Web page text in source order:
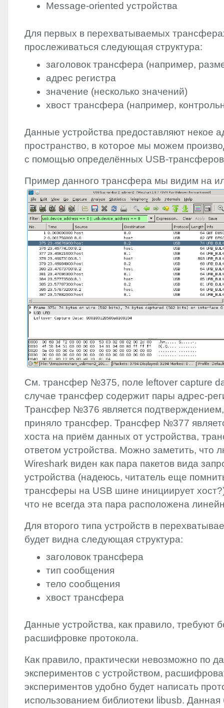
Message-oriented устройства
Для первых в перехватываемых
прослеживаться следующая структура:
заголовок трансфера (например,
адрес регистра
значение (несколько значений)
хвост трансфера (например,
Данные устройства предоставляют некое
пространство, в которое мы можем
с помощью определённых USB-
Пример данного трансфера мы видим на
См. трансфер №375, поле leftover capture
случае трансфер содержит пары адрес-
Трансфер №376 является подтверждением,
приняло трансфер. Трансфер №377
хоста на приём данных от устройства,
ответом устройства. Можно заметить, что
Wireshark виден как пара пакетов вида
устройства (надеюсь, читатель еще
трансферы на USB шине инициирует
что не всегда эта пара расположена
Для второго типа устройств в
будет видна следующая структура:
заголовок трансфера
тип сообщения
тело сообщения
хвост трансфера
Данные устройства, как правило, требуют
расшифровке протокола.
Как правило, практически невозможно по
экспериментов с устройством,
экспериментов удобно будет написать
использованием библиотеки libusb. Данная